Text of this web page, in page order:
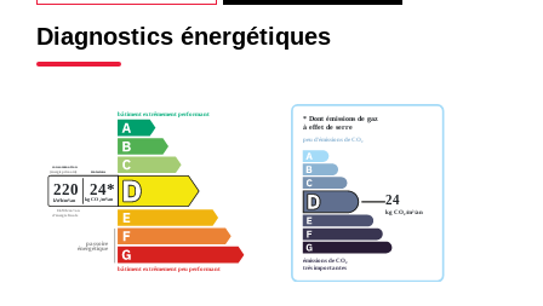
Diagnostics énergétiques